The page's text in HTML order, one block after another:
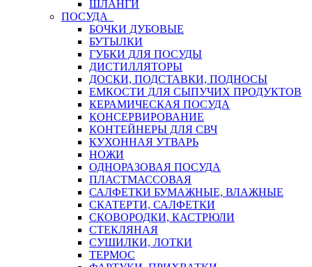
ШЛАНГИ
ПОСУДА
БОЧКИ ДУБОВЫЕ
БУТЫЛКИ
ГУБКИ ДЛЯ ПОСУДЫ
ДИСТИЛЛЯТОРЫ
ДОСКИ, ПОДСТАВКИ, ПОДНОСЫ
ЕМКОСТИ ДЛЯ СЫПУЧИХ ПРОДУКТОВ
КЕРАМИЧЕСКАЯ ПОСУДА
КОНСЕРВИРОВАНИЕ
КОНТЕЙНЕРЫ ДЛЯ СВЧ
КУХОННАЯ УТВАРЬ
НОЖИ
ОДНОРАЗОВАЯ ПОСУДА
ПЛАСТМАССОВАЯ
САЛФЕТКИ БУМАЖНЫЕ, ВЛАЖНЫЕ
СКАТЕРТИ, САЛФЕТКИ
СКОВОРОДКИ, КАСТРЮЛИ
СТЕКЛЯНАЯ
СУШИЛКИ, ЛОТКИ
ТЕРМОС